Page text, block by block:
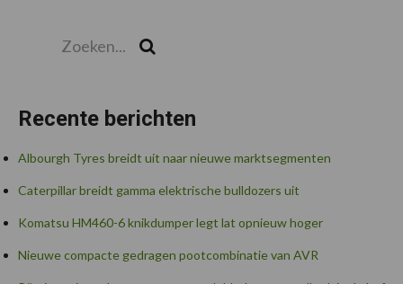
Recente berichten
Albourgh Tyres breidt uit naar nieuwe marktsegmenten
Caterpillar breidt gamma elektrische bulldozers uit
Komatsu HM460-6 knikdumper legt lat opnieuw hoger
Nieuwe compacte gedragen pootcombinatie van AVR